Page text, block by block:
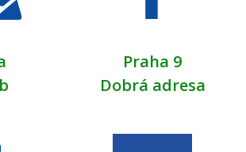
Praha 9
Dobrá adresa